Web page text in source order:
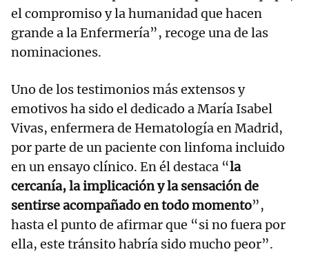
el compromiso y la humanidad que hacen
grande a la Enfermería”, recoge una de las
nominaciones.
Uno de los testimonios más extensos y
emotivos ha sido el dedicado a María Isabel
Vivas, enfermera de Hematología en Madrid,
por parte de un paciente con linfoma incluido
en un ensayo clínico. En él destaca “la
cercanía, la implicación y la sensación de
sentirse acompañado en todo momento”,
hasta el punto de afirmar que “si no fuera por
ella, este tránsito habría sido mucho peor”.